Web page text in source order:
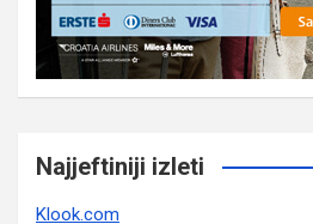
Najjeftiniji izleti
Klook.com